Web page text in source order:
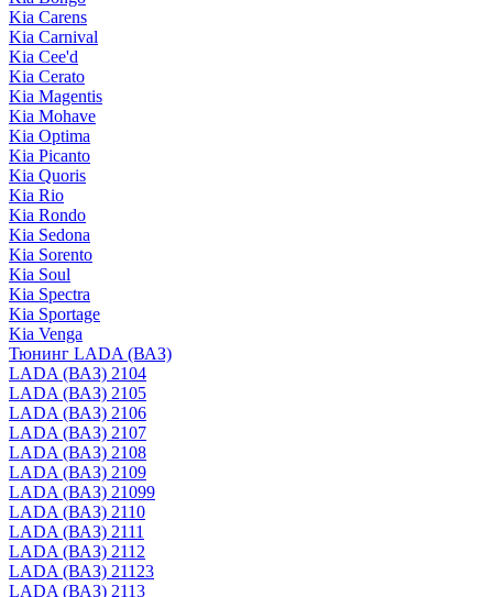
Kia Carens
Kia Carnival
Kia Cee'd
Kia Cerato
Kia Magentis
Kia Mohave
Kia Optima
Kia Picanto
Kia Quoris
Kia Rio
Kia Rondo
Kia Sedona
Kia Sorento
Kia Soul
Kia Spectra
Kia Sportage
Kia Venga
Тюнинг LADA (ВАЗ)
LADA (ВАЗ) 2104
LADA (ВАЗ) 2105
LADA (ВАЗ) 2106
LADA (ВАЗ) 2107
LADA (ВАЗ) 2108
LADA (ВАЗ) 2109
LADA (ВАЗ) 21099
LADA (ВАЗ) 2110
LADA (ВАЗ) 2111
LADA (ВАЗ) 2112
LADA (ВАЗ) 21123
LADA (ВАЗ) 2113